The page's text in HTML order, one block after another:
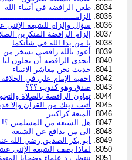
طعن الرافضة في أنبياء الله
سؤال وإلزام للشيعة الإثنى
إلزام الرافضة المنكرين
يا من بدا الله في شأنكما
أعوذ بالله رافضي يسخر
أتحدى الرافضه أن يحلون لنا
حديث نحن معاشر الانبياء
احقية الإمام علي في
صدق وهو كذوب ؟؟؟
تهاون الرافضة بالصلاة
أثبت دينك من القرآن وإلا
المتعة كراكتير
هل الشيعه من المسلمين
الى من يدافع عن الشيعه
أبو بكر الصديق رضي الله
لماذا يصف الشيعة الإثنى
ننتظر رد علماء وضحايا